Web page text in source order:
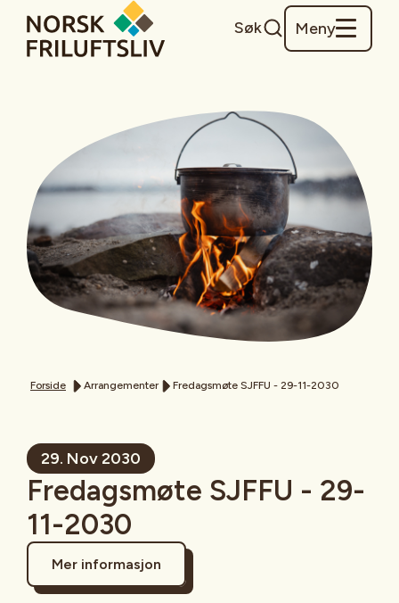
Søk Meny
Forside Arrangementer Fredagsmøte SJFFU - 29-11-2030
29. Nov 2030
Fredagsmøte SJFFU - 29-
11-2030
Mer informasjon